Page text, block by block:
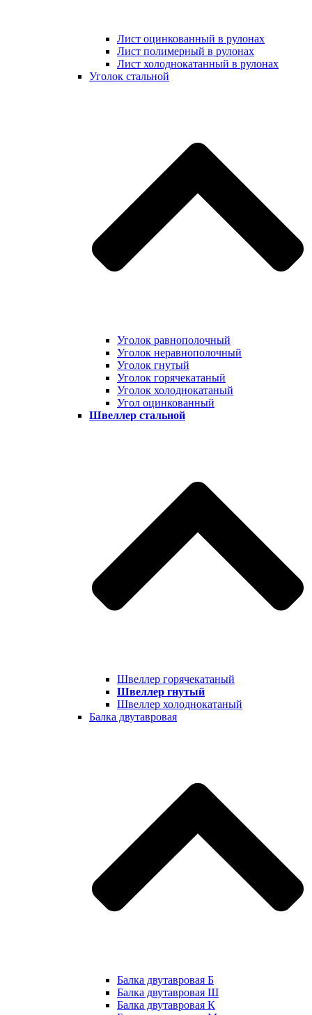
Лист оцинкованный в рулонах
Лист полимерный в рулонах
Лист холоднокатанный в рулонах
Уголок стальной
Уголок равнополочный
Уголок неравнополочный
Уголок гнутый
Уголок горячекатаный
Уголок холоднокатаный
Угол оцинкованный
Швеллер стальной
Швеллер горячекатаный
Швеллер гнутый
Швеллер холоднокатаный
Балка двутавровая
Балка двутавровая Б
Балка двутавровая Ш
Балка двутавровая К